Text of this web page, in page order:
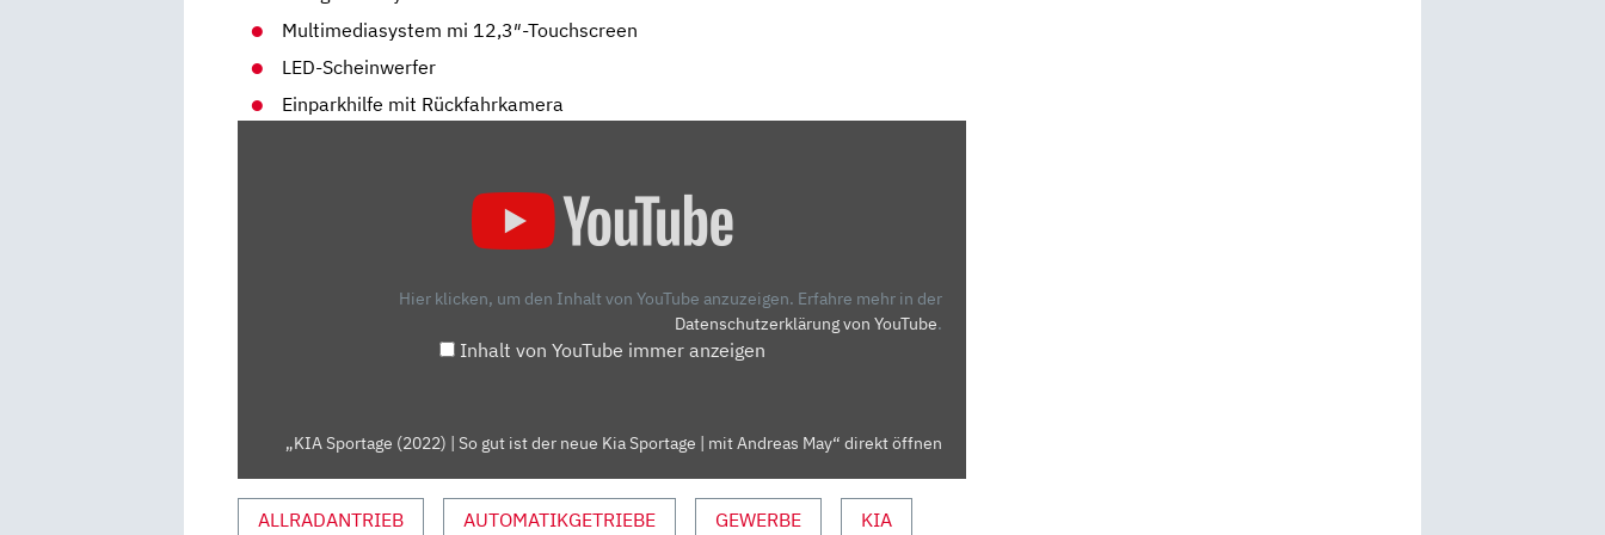
Multimediasystem mi 12,3″-Touchscreen
LED-Scheinwerfer
Einparkhilfe mit Rückfahrkamera
MIT
ANDREAS
Hier klicken, um den Inhalt von YouTube anzuzeigen. Erfahre mehr in der
Datenschutzerklärung von YouTube.
Inhalt von YouTube immer anzeigen
„KIA Sportage (2022) | So gut ist der neue Kia Sportage | mit Andreas May“ direkt öffnen
ALLRADANTRIEB AUTOMATIKGETRIEBE GEWERBE KIA